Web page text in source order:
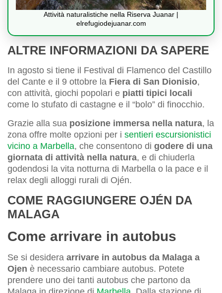
Attività naturalistiche nella Riserva Juanar |
elrefugiodejuanar.com
ALTRE INFORMAZIONI DA SAPERE
In agosto si tiene il Festival di Flamenco del Castillo
del Cante e il 9 ottobre la Fiera di San Dionisio,
con attività, giochi popolari e piatti tipici locali
come lo stufato di castagne e il “bolo” di finocchio.
Grazie alla sua posizione immersa nella natura, la
zona offre molte opzioni per i sentieri escursionistici
vicino a Marbella, che consentono di godere di una
giornata di attività nella natura, e di chiuderla
godendosi la vita notturna di Marbella o la pace e il
relax degli alloggi rurali di Ojén.
COME RAGGIUNGERE OJÉN DA
MALAGA
Come arrivare in autobus
Se si desidera arrivare in autobus da Malaga a
Ojen è necessario cambiare autobus. Potete
prendere uno dei tanti autobus che partono da